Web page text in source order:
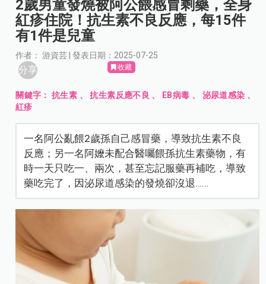
2歲男童發燒被阿公餵感冒剩藥，全身
紅疹住院！抗生素不良反應，每15件
有1件是兒童
作者： 游資芸 | 發表日期：2025-07-25
分享 收藏
關鍵字：抗生素 、抗生素反應不良 、 EB病毒 、 泌尿道感染 、
紅疹
一名阿公亂餵2歲孫自己感冒藥，導致抗生素不良
反應；另一名阿嬤未配合醫囑餵孫抗生素藥物，有
時一天只吃一、兩次，甚至忘記服藥再補吃，導致
藥吃完了，因泌尿道感染的發燒卻沒退……